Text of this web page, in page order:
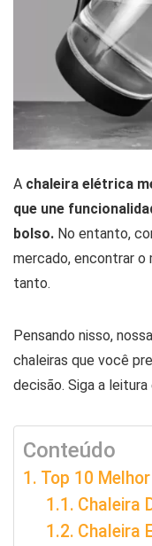
A chaleira elétrica
que une
bolso. No entanto,
mercado, encontrar o
tanto.
Pensando nisso,
chaleiras que você
decisão. Siga a leitura
Conteúdo
Top 10
Chaleira
Chaleira